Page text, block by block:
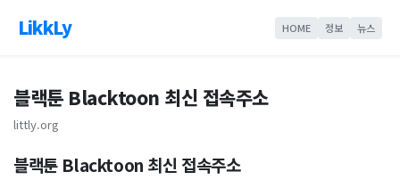
LikkLy HOME 정보 뉴스
블랙툰 Blacktoon 최신 접속주소
littly.org
블랙툰 Blacktoon 최신 접속주소